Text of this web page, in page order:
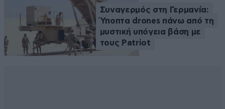
Συναγερμός στη Γερμανία:
Ύποπτα drones πάνω από τη
μυστική υπόγεια βάση με
τους Patriot